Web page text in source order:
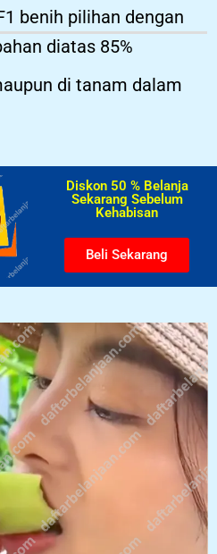
benih pilihan dengan
diatas 85%
di tanam dalam
Diskon 50 % Belanja
Sekarang Sebelum
Kehabisan​
Beli Sekarang